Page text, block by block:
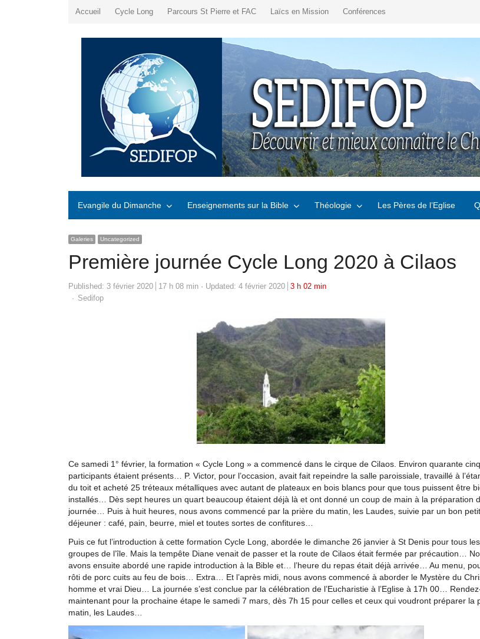
Accueil Cycle Long Parcours St Pierre et FAC Laïcs en Mission Conférences
Evangile du Dimanche Enseignements sur la Bible Théologie Les Pères de l’Eglise
Galeries Uncategorized
Première journée Cycle Long 2020 à Cilaos
Published: 3 février 2020 17 h 08 min Updated: 4 février 2020 3 h 02 min
Author
Sedifop
Ce samedi 1° février, la formation « Cycle Long » a commencé dans le cirque de Cilaos. Environ quarante cinq
participants étaient présents… P. Victor, pour l’occasion, avait fait repeindre la salle paroissiale, travaillé à
du toit et acheté 25 tréteaux métalliques avec autant de plateaux en bois blancs pour que tous puissent être
installés… Dès sept heures un quart beaucoup étaient déjà là et ont donné un coup de main à la préparation
journée… Puis à huit heures, nous avons commencé par la prière du matin, les Laudes, suivie par un bon petit
déjeuner : café, pain, beurre, miel et toutes sortes de confitures…
Puis ce fut l’introduction à cette formation Cycle Long, abordée le dimanche 26 janvier à St Denis pour tous
groupes de l’île. Mais la tempête Diane venait de passer et la route de Cilaos était fermée par précaution…
avons ensuite abordé une rapide introduction à la Bible et… l’heure du repas était déjà arrivée… Au menu,
rôti de porc cuits au feu de bois… Extra… Et l’après midi, nous avons commencé à aborder le Mystère du
homme et vrai Dieu… La journée s’est conclue par la célébration de l’Eucharistie à l’Eglise à 17h 00…
maintenant pour la prochaine étape le samedi 7 mars, dès 7h 15 pour celles et ceux qui voudront préparer la
matin, les Laudes…